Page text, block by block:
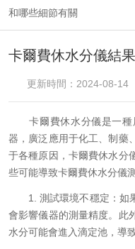
和哪些細節有關
卡爾費休水分儀結
更新時間：2024-08-14
卡爾費休水分儀是一種
器，廣泛應用于化工、制藥
于各種原因，卡爾費休水分
些可能導致卡爾費休水分儀
1. 測試環境不穩定：如果
會影響儀器的測量精度。此
水分可能會進入滴定池，導